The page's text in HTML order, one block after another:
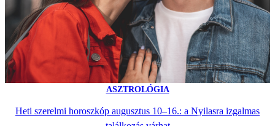
ASZTROLÓGIA
Heti szerelmi horoszkóp augusztus 10–16.: a Nyilasra izgalmas